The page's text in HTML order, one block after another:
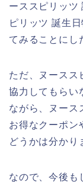
ーススピリッツ
ピリッツ 誕生
てみることにし
ただ、ヌースス
協力してもらい
ながら、ヌース
お得なクーポン
どうかは分かり
なので、今後も